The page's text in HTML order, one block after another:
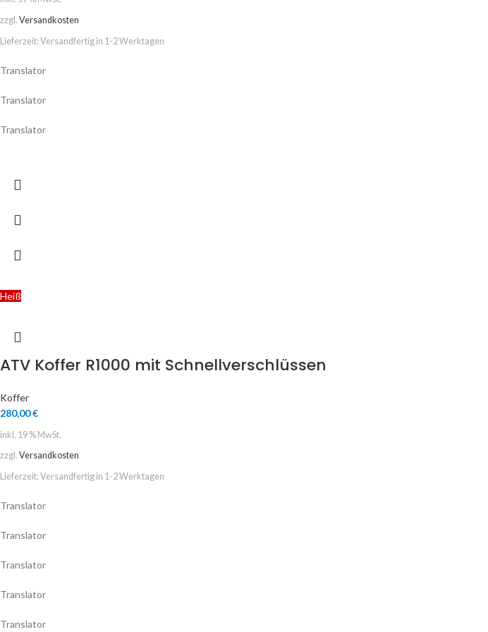
zzgl. Versandkosten
Lieferzeit: Versandfertig in 1-2 Werktagen
Translator
Translator
Translator
Heiß
ATV Koffer R1000 mit Schnellverschlüssen
Koffer
280,00€
inkl. 19 % MwSt.
zzgl. Versandkosten
Lieferzeit: Versandfertig in 1-2 Werktagen
Translator
Translator
Translator
Translator
Translator